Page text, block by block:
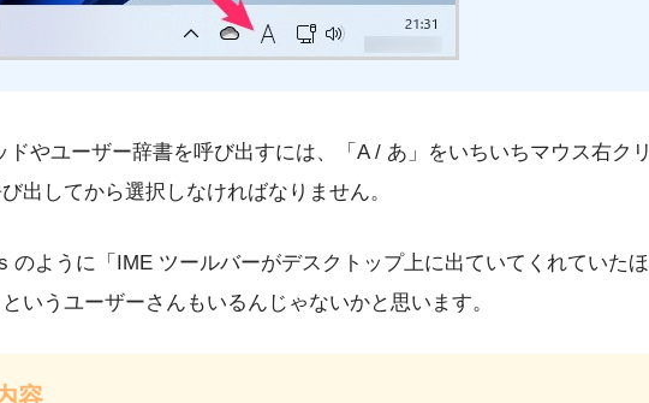
やユーザー辞書を呼び出すには、「A / あ」をいちいちマウス右クリ
出してから選択しなければなりません。
のように「IME ツールバーがデスクトップ上に出ていてくれていたほ
いうユーザーさんもいるんじゃないかと思います。
容